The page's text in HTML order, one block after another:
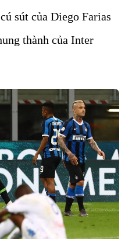
sút của Diego Farias
thành của Inter